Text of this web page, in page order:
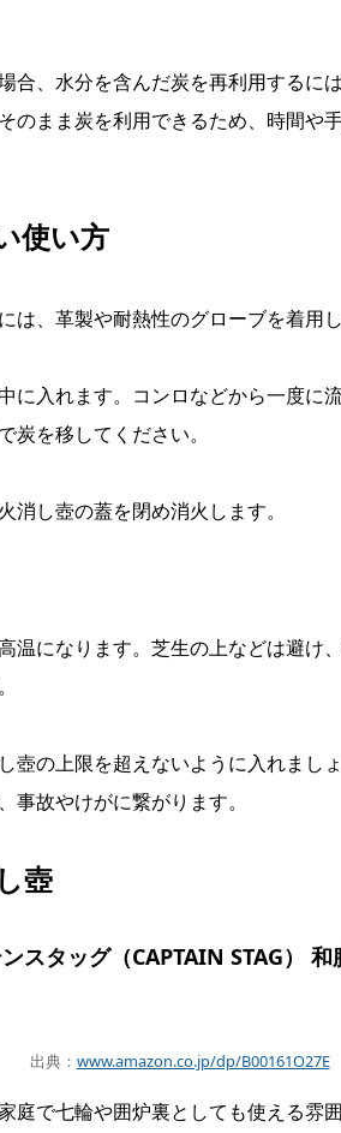
合、水分を含んだ炭を再利用するに
のまま炭を利用できるため、時間や
使い方
は、革製や耐熱性のグローブを着用し
に入れます。コンロなどから一度に
炭を移してください。
消し壺の蓋を閉め消火します。
温になります。芝生の上などは避け
壺の上限を超えないように入れまし
事故やけがに繋がります。
壺
スタッグ（CAPTAIN STAG）
出典： www.amazon.co.jp/dp/B00161O27E
庭で七輪や囲炉裏としても使える雰